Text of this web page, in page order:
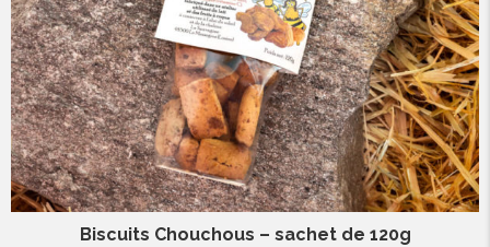
Biscuits Chouchous – sachet de 120g